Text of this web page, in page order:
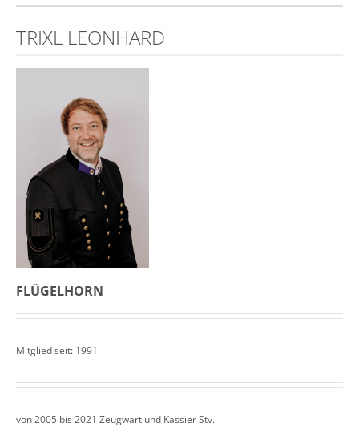
TRIXL LEONHARD
FLÜGELHORN
Mitglied seit: 1991
von 2005 bis 2021 Zeugwart und Kassier Stv.